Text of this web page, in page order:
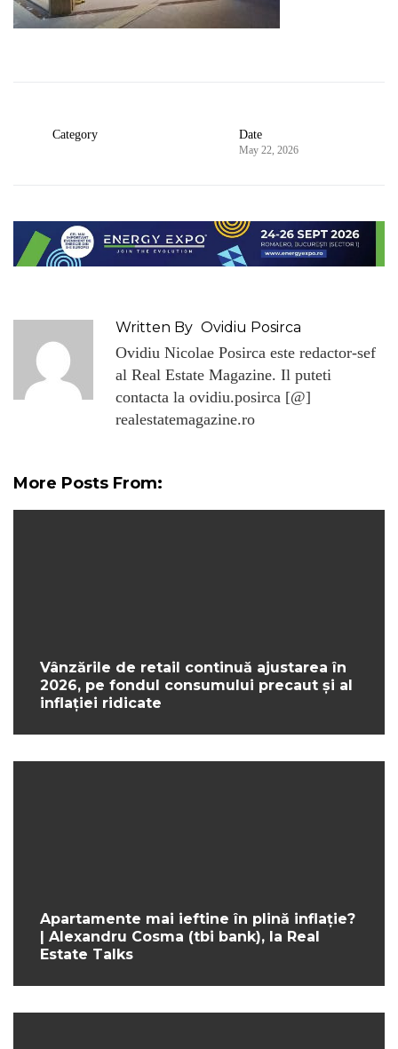
Category Date
May 22, 2026
Written By Ovidiu Posirca
Ovidiu Nicolae Posirca este redactor-sef
al Real Estate Magazine. Il puteti
contacta la ovidiu.posirca [@]
realestatemagazine.ro
More Posts From:
Vânzările de retail continuă ajustarea în
2026, pe fondul consumului precaut și al
inflației ridicate
Apartamente mai ieftine în plină inflație?
| Alexandru Cosma (tbi bank), la Real
Estate Talks